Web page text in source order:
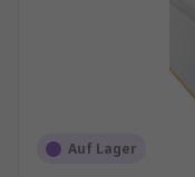
Auf Lager